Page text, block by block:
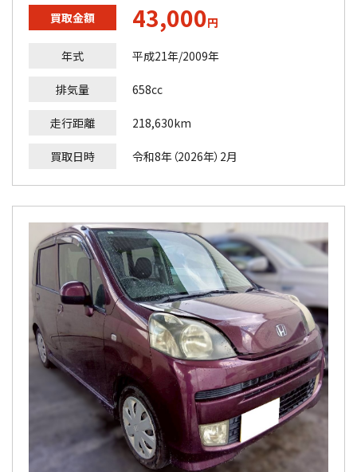
買取金額 43,000円
年式 平成21年/2009年
排気量 658cc
走行距離 218,630km
買取日時 令和8年（2026年）2月